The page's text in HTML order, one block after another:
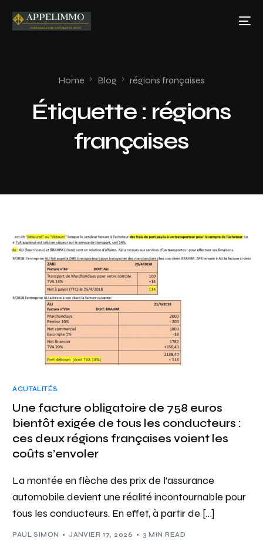
Home Blog régions françaises
Étiquette : régions
françaises
ACUTALITÉS
Une facture obligatoire de 758 euros
bientôt exigée de tous les conducteurs :
ces deux régions françaises voient les
coûts s’envoler
La montée en flèche des prix de l’assurance
automobile devient une réalité incontournable pour
tous les conducteurs. En effet, à partir de […]
PAUL SIMON JANVIER 17, 2026 3 MIN READ